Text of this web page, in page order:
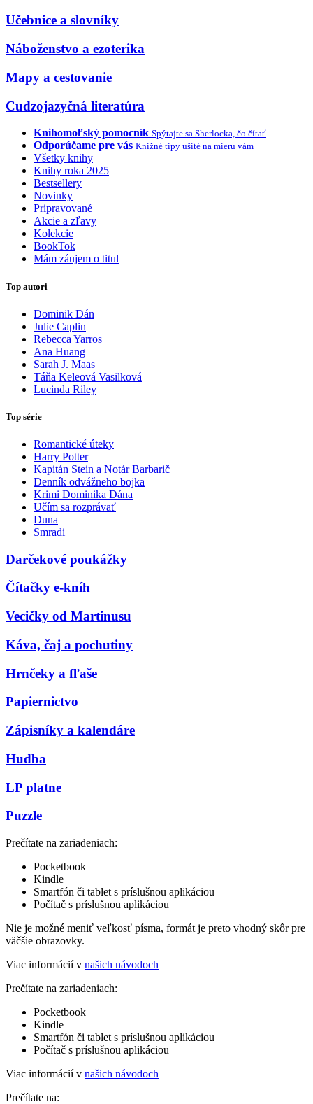
Učebnice a slovníky
Náboženstvo a ezoterika
Mapy a cestovanie
Cudzojazyčná literatúra
Knihomoľský pomocník Spýtajte sa Sherlocka, čo čítať
Odporúčame pre vás Knižné tipy ušité na mieru vám
Všetky knihy
Knihy roka 2025
Bestsellery
Novinky
Pripravované
Akcie a zľavy
Kolekcie
BookTok
Mám záujem o titul
Top autori
Dominik Dán
Julie Caplin
Rebecca Yarros
Ana Huang
Sarah J. Maas
Táňa Keleová Vasilková
Lucinda Riley
Top série
Romantické úteky
Harry Potter
Kapitán Stein a Notár Barbarič
Denník odvážneho bojka
Krimi Dominika Dána
Učím sa rozprávať
Duna
Smradi
Darčekové poukážky
Čítačky e-kníh
Vecičky od Martinusu
Káva, čaj a pochutiny
Hrnčeky a fľaše
Papiernictvo
Zápisníky a kalendáre
Hudba
LP platne
Puzzle
Prečítate na zariadeniach:
Pocketbook
Kindle
Smartfón či tablet s príslušnou aplikáciou
Počítač s príslušnou aplikáciou
Nie je možné meniť veľkosť písma, formát je preto vhodný skôr pre
väčšie obrazovky.
Viac informácií v našich návodoch
Prečítate na zariadeniach:
Pocketbook
Kindle
Smartfón či tablet s príslušnou aplikáciou
Počítač s príslušnou aplikáciou
Viac informácií v našich návodoch
Prečítate na: